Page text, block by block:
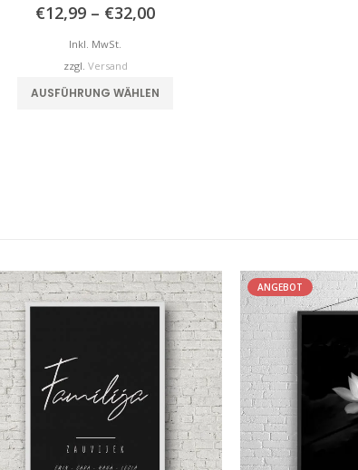
€12,99 – €32,00Preisspanne:
Inkl. MwSt.
zzgl. Versand
AUSFÜHRUNG WÄHLEN
ANGEBOT